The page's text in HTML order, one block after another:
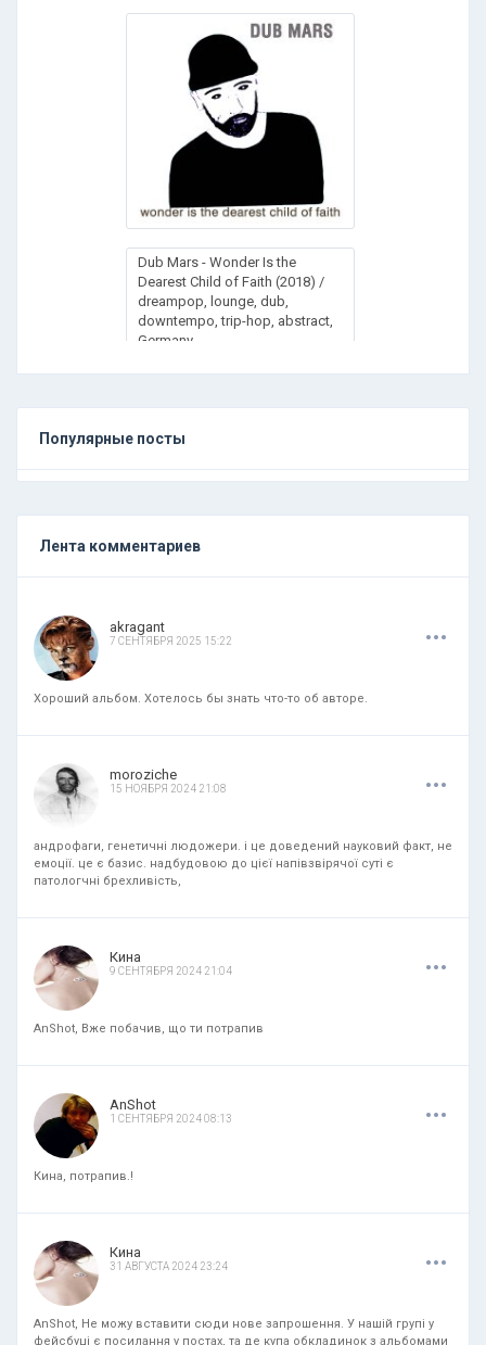
Dub Mars - Wonder Is the
Dearest Child of Faith (2018) /
dreampop, lounge, dub,
downtempo, trip-hop, abstract,
Germany
Популярные посты
Лента комментариев
akragant
7 СЕНТЯБРЯ 2025 15:22 ...
Хороший альбом. Хотелось бы знать что-то об авторе.
moroziche
15 НОЯБРЯ 2024 21:08 ...
андрофаги, генетичні людожери. і це доведений науковий факт, не
емоції. це є базис. надбудовою до цієї напівзвірячої суті є
патологчні брехливість,
Кина
9 СЕНТЯБРЯ 2024 21:04 ...
AnShot, Вже побачив, що ти потрапив
AnShot
1 СЕНТЯБРЯ 2024 08:13 ...
Кина, потрапив.!
Кина
31 АВГУСТА 2024 23:24 ...
AnShot, Не можу вставити сюди нове запрошення. У нашій групі у
фейсбуці є посилання у постах, та де купа обкладинок з альбомами